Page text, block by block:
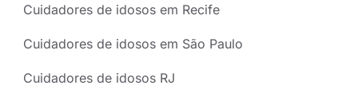
Cuidadores de idosos em Recife
Cuidadores de idosos em São Paulo
Cuidadores de idosos RJ